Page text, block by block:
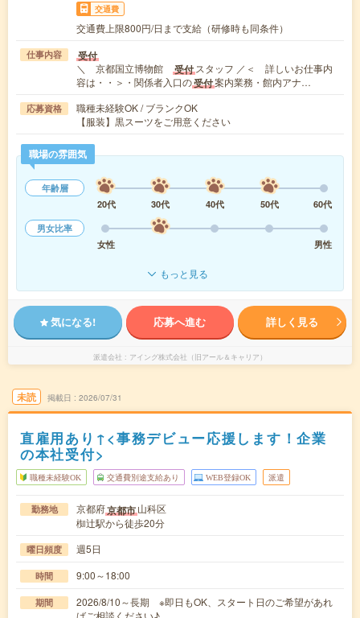
交通費
交通費上限800円/日まで支給（研修時も同条件）
仕事内容 受付
＼ 京都国立博物館 受付 スタッフ ／＜ 詳しいお仕事内
容は・・＞・関係者入口の受付案内業務・館内アナ…
応募資格
職種未経験OK / ブランクOK
【服装】黒スーツをご用意ください
職場の雰囲気
年齢層
20代
30代 40代 50代
60代
男女比率
女性
男性
もっと見る
気になる! 応募へ進む 詳しく見る
派遣会社 アイング株式会社（旧アール＆キャリア）
未読 掲載日 2026/07/31
直雇用あり↑<事務デビュー応援します！企業
の本社受付>
職種未経験OK 交通費別途支給あり WEB登録OK 派遣
勤務地 京都府京都市山科区
椥辻駅から徒歩20分
曜日頻度 週5日
時間 9:00～18:00
期間
2026/8/10～長期 ※即日もOK、スタート日のご希望があれ
ばご相談ください♪